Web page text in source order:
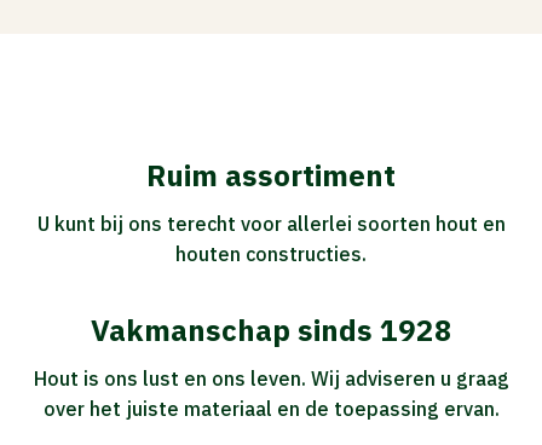
Ruim assortiment
U kunt bij ons terecht voor allerlei soorten hout en
houten constructies.
Vakmanschap sinds 1928
Hout is ons lust en ons leven. Wij adviseren u graag
over het juiste materiaal en de toepassing ervan.